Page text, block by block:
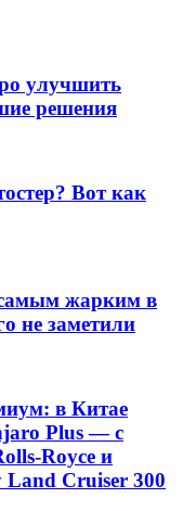
улучшить
решения
Вот как
жарким в
не заметили
в Китае
Plus — с
Royce и
Land Cruiser 300